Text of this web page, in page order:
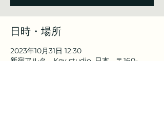
日時・場所
2023年10月31日 12:30
新宿アルタ Key studio, 日本、〒160-